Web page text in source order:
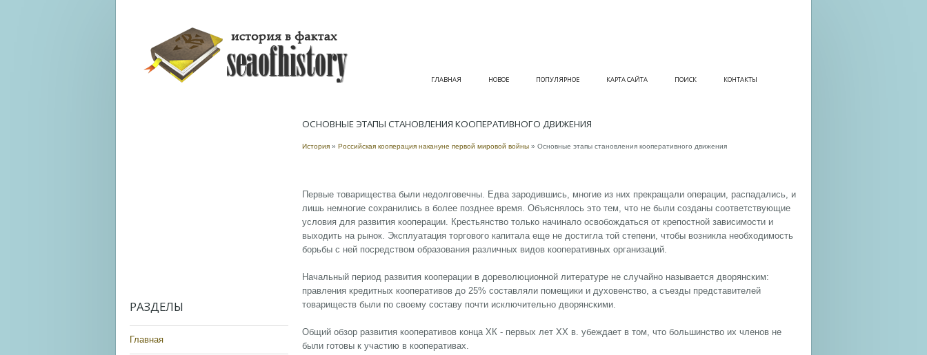
ГЛАВНАЯ НОВОЕ ПОПУЛЯРНОЕ КАРТА САЙТА ПОИСК КОНТАКТЫ
РАЗДЕЛЫ
Главная
ОСНОВНЫЕ ЭТАПЫ СТАНОВЛЕНИЯ КООПЕРАТИВНОГО ДВИЖЕНИЯ
История » Российская кооперация накануне первой мировой войны » Основные этапы становления кооперативного движения
Первые товарищества были недолговечны. Едва зародившись, многие из них прекращали операции, распадались, и
лишь немногие сохранились в более позднее время. Объяснялось это тем, что не были созданы соответствующие
условия для развития кооперации. Крестьянство только начинало освобождаться от крепостной зависимости и
выходить на рынок. Эксплуатация торгового капитала еще не достигла той степени, чтобы возникла необходимость
борьбы с ней посредством образования различных видов кооперативных организаций.
Начальный период развития кооперации в дореволюционной литературе не случайно называется дворянским:
правления кредитных кооперативов до 25% составляли помещики и духовенство, а съезды представителей
товариществ были по своему составу почти исключительно дворянскими.
Общий обзор развития кооперативов конца ХК - первых лет XX в. убеждает в том, что большинство их членов не
были готовы к участию в кооперативах.